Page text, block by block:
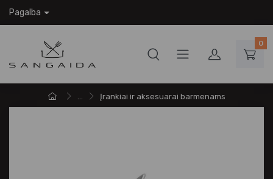
Pagalba
0
... Įrankiai ir aksesuarai barmenams